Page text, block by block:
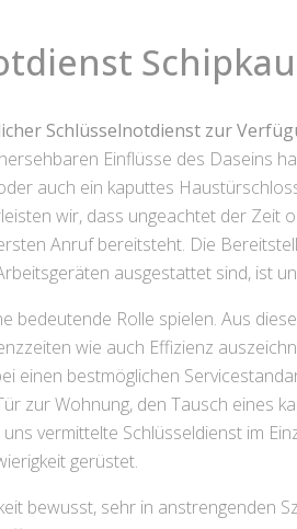
Schipkau
Schlüsselnotdienst zur
Einflüsse des Daseins
auch ein kaputtes
wir, dass ungeachtet der Zeit
Anruf bereitsteht. Die
ausgestattet sind, ist
Rolle spielen. Aus
wie auch Effizienz
einen bestmöglichen
zur Wohnung, den Tausch eines
vermittelte Schlüsseldienst im
gerüstet.
bewusst, sehr in anstrengenden